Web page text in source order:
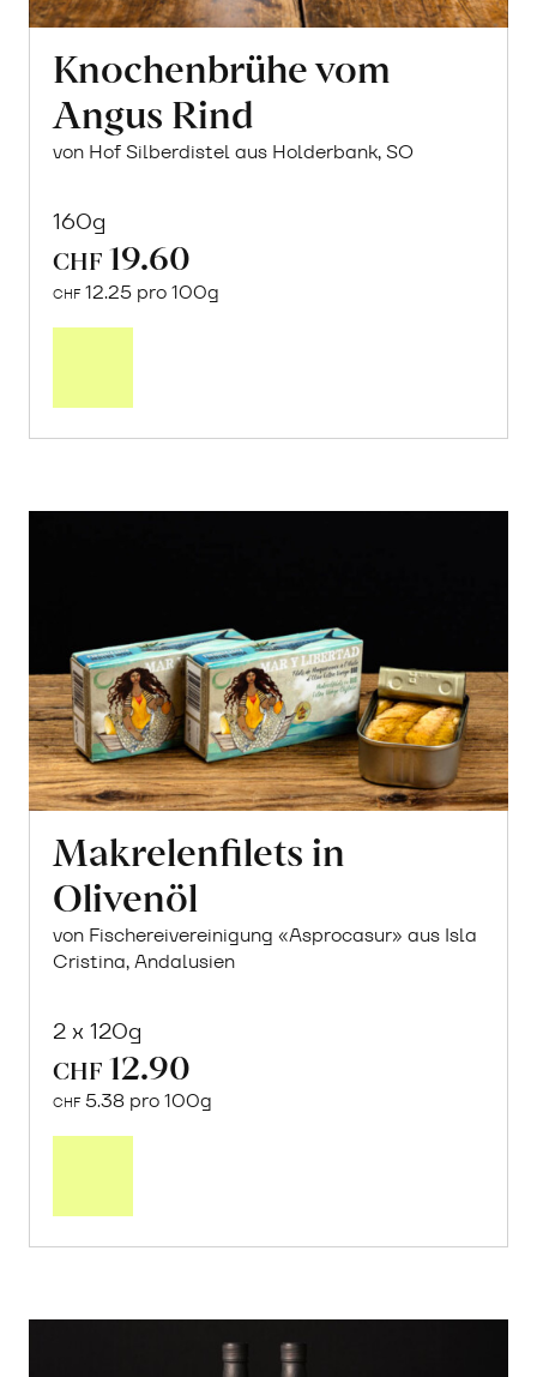
Knochenbrühe vom
Angus Rind
von Hof Silberdistel aus Holderbank, SO
160g
CHF 19.60
CHF 12.25 pro 100g
Makrelenfilets in
Olivenöl
von Fischereivereinigung «Asprocasur» aus Isla
Cristina, Andalusien
2 x 120g
CHF 12.90
CHF 5.38 pro 100g